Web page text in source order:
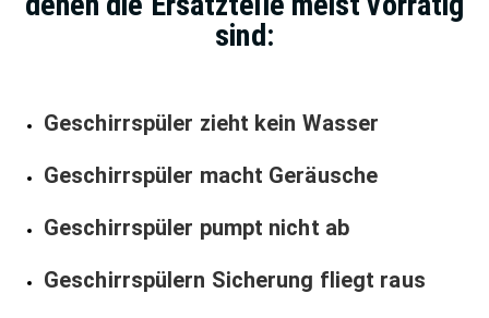
sind:
Geschirrspüler zieht kein Wasser
Geschirrspüler macht Geräusche
Geschirrspüler pumpt nicht ab
Geschirrspülern Sicherung fliegt raus